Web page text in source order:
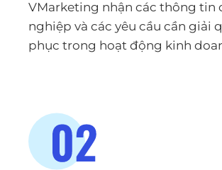
VMarketing nhận các thông tin
nghiệp và các yêu cầu cần giải
phục trong hoạt động kinh